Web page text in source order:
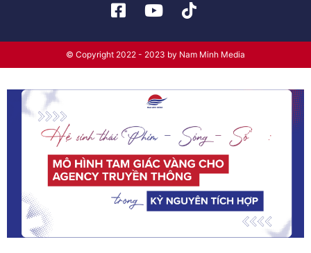
© Copyright 2022 - 2023 by Nam Minh Media